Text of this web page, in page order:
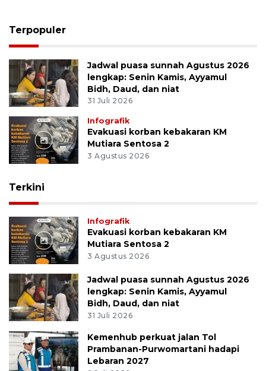
Terpopuler
Jadwal puasa sunnah Agustus 2026
lengkap: Senin Kamis, Ayyamul
Bidh, Daud, dan niat
31 Juli 2026
Infografik
Evakuasi korban kebakaran KM
Mutiara Sentosa 2
3 Agustus 2026
Terkini
Infografik
Evakuasi korban kebakaran KM
Mutiara Sentosa 2
3 Agustus 2026
Jadwal puasa sunnah Agustus 2026
lengkap: Senin Kamis, Ayyamul
Bidh, Daud, dan niat
31 Juli 2026
Kemenhub perkuat jalan Tol
Prambanan-Purwomartani hadapi
Lebaran 2027